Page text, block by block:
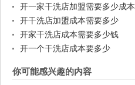
开一家干洗店加盟需要多少成本
开干洗店加盟成本需要多少
开家干洗店成本需要多少钱
开一个干洗店成本要多少
你可能感兴趣的内容